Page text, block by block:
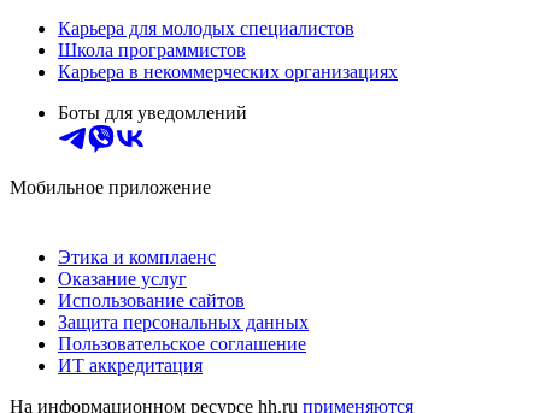
Карьера для молодых специалистов
Школа программистов
Карьера в некоммерческих организациях
Боты для уведомлений
Мобильное приложение
Этика и комплаенс
Оказание услуг
Использование сайтов
Защита персональных данных
Пользовательское соглашение
ИТ аккредитация
На информационном ресурсе hh.ru применяются